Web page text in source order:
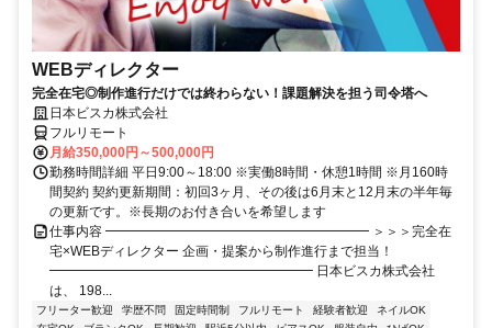
WEBディレクター
完全在宅◎制作進行だけでは終わらない！課題解決を担う司令塔へ
日本ビスカ株式会社
フルリモート
月給350,000円～500,000円
勤務時間詳細 平日9:00～18:00 ※実働8時間・休憩1時間 ※月160時
間契約 契約更新期間：初回3ヶ月、その後は6月末と12月末の半年毎
の更新です。※長期のお付き合いを希望します
仕事内容 ━━━━━━━━━━━━━━━━━━━━ ＞＞＞完全在
宅×WEBディレクター 企画・提案から制作進行まで担当！
━━━━━━━━━━━━━━━━━━━━ 日本ビスカ株式会社
は、 198...
フリーター歓迎 学歴不問 固定時間制 フルリモート 経験者歓迎
ネイルOK